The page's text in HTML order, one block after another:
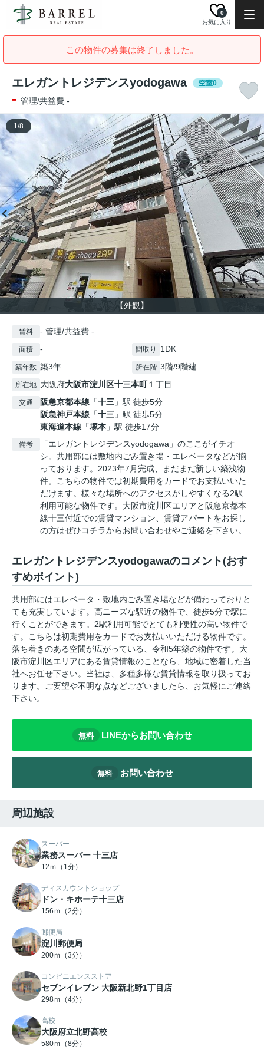
お気に入り
0
この物件の募集は終了しました。
エレガントレジデンスyodogawa 空室0
- 管理/共益費 -
【外観】
1/8
賃料 - 管理/共益費 -
面積 - 間取り 1DK
築年数 築3年 所在階 3階/9階建
所在地 大阪府大阪市淀川区十三本町１丁目
交通 阪急京都本線 「十三 」駅 徒歩5分
阪急神戸本線 「十三 」駅 徒歩5分
東海道本線 「塚本 」駅 徒歩17分
備考
「エレガントレジデンスyodogawa」のここがイチオ
シ。共用部には敷地内ごみ置き場・エレベータなどが揃
っております。2023年7月完成、まだまだ新しい築浅物
件。こちらの物件では初期費用をカードでお支払いいた
だけます。様々な場所へのアクセスがしやすくなる2駅
利用可能な物件です。大阪市淀川区エリアと阪急京都本
線十三付近での賃貸マンション、賃貸アパートをお探し
の方はぜひコチラからお問い合わせやご連絡を下さい。
エレガントレジデンスyodogawaのコメント(おす
すめポイント)
共用部にはエレベータ・敷地内ごみ置き場などが備わっておりと
ても充実しています。高ニーズな駅近の物件で、徒歩5分で駅に
行くことができます。2駅利用可能でとても利便性の高い物件で
す。こちらは初期費用をカードでお支払いいただける物件です。
落ち着きのある空間が広がっている、令和5年築の物件です。大
阪市淀川区エリアにある賃貸情報のことなら、地域に密着した当
社へお任せ下さい。当社は、多種多様な賃貸情報を取り扱ってお
ります。ご要望や不明な点などございましたら、お気軽にご連絡
下さい。
無料 LINEからお問い合わせ
無料 お問い合わせ
周辺施設
スーパー
業務スーパー 十三店
12ｍ（1分）
ディスカウントショップ
ドン・キホーテ十三店
156ｍ（2分）
郵便局
淀川郵便局
200ｍ（3分）
コンビニエンスストア
セブンイレブン 大阪新北野1丁目店
298ｍ（4分）
高校
大阪府立北野高校
580ｍ（8分）